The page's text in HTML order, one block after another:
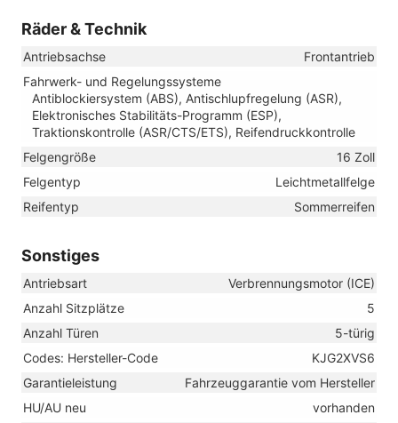
Räder & Technik
Antriebsachse
Frontantrieb
Fahrwerk- und Regelungssysteme
Antiblockiersystem (ABS), Antischlupfregelung (ASR),
Elektronisches Stabilitäts-Programm (ESP),
Traktionskontrolle (ASR/CTS/ETS), Reifendruckkontrolle
Felgengröße
16 Zoll
Felgentyp
Leichtmetallfelge
Reifentyp
Sommerreifen
Sonstiges
Antriebsart
Verbrennungsmotor (ICE)
Anzahl Sitzplätze
5
Anzahl Türen
5-türig
Codes: Hersteller-Code
KJG2XVS6
Garantieleistung
Fahrzeuggarantie vom Hersteller
HU/AU neu
vorhanden